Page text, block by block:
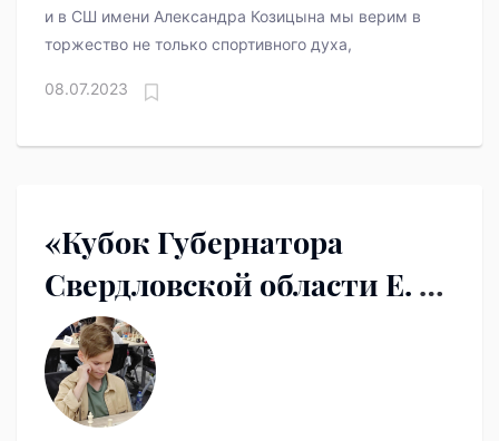
и в СШ имени Александра Козицына мы верим в
торжество не только спортивного духа,
08.07.2023
«Кубок Губернатора
Свердловской области Е. В.
Куйвашева